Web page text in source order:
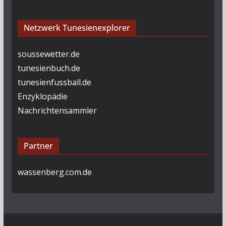
Netzwerk Tunesienexplorer
soussewetter.de
tunesienbuch.de
tunesienfussball.de
Enzyklopädie
Nachrichtensammler
Partner
wassenberg.com.de